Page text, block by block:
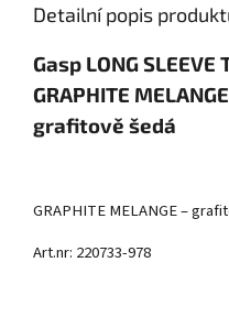
Detailní popis
Gasp LONG SLEEVE
GRAPHITE
grafitově šedá
GRAPHITE MELANGE –
Art.nr: 220733-978